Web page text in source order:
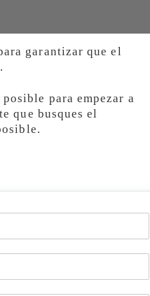
garantizar que el
para empezar a
que busques el